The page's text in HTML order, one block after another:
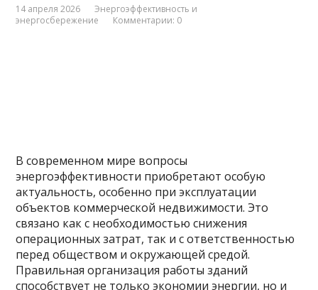
14 апреля 2026
Энергоэффективность и
энергосбережение
Комментарии: 0
В современном мире вопросы
энергоэффективности приобретают особую
актуальность, особенно при эксплуатации
объектов коммерческой недвижимости. Это
связано как с необходимостью снижения
операционных затрат, так и с ответственностью
перед обществом и окружающей средой.
Правильная организация работы зданий
способствует не только экономии энергии, но и